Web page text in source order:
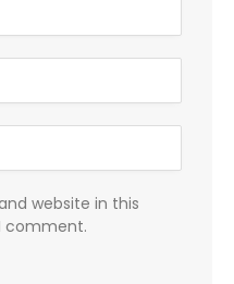
website in this
comment.